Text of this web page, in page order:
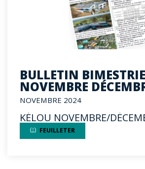
BULLETIN
NOVEMBRE
NOVEMBRE 2024
KÉLOU NOVEMBRE/
FEUILLETER